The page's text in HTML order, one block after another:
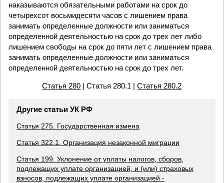
наказываются обязательными работами на срок до
четырехсот восьмидесяти часов с лишением права
занимать определенные должности или заниматься
определенной деятельностью на срок до трех лет либо
лишением свободы на срок до пяти лет с лишением права
занимать определенные должности или заниматься
определенной деятельностью на срок до трех лет.
Статья 280 | Статья 280.1 |Статья 280.2
Другие статьи УК РФ
Статья 275. Государственная измена
Статья 322.1. Организация незаконной миграции
Статья 199. Уклонение от уплаты налогов, сборов,
подлежащих уплате организацией, и (или) страховых
взносов, подлежащих уплате организацией -